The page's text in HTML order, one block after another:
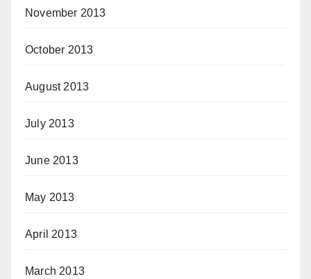
November 2013
October 2013
August 2013
July 2013
June 2013
May 2013
April 2013
March 2013